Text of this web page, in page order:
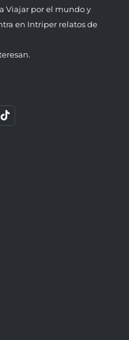
Viajar por el mundo y
en Intriper relatos de